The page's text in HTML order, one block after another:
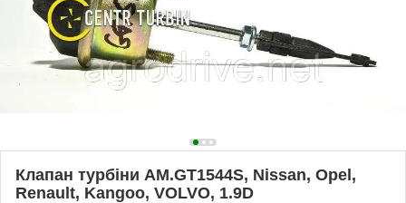
Клапан турбіни AM.GT1544S, Nissan, Opel,
Renault, Kangoo, VOLVO, 1.9D